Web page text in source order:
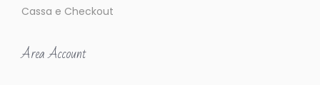
Cassa e Checkout
Area Account